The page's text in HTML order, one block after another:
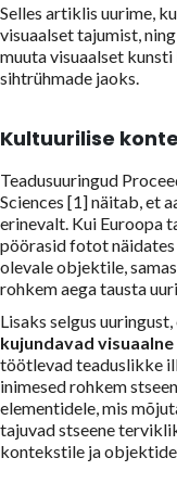
Selles artiklis uurime,
visuaalset tajumist,
muuta visuaalset
sihtrühmade jaoks.
Kultuurilise
Teadusuuringud
Sciences [1] näitab, et
erinevalt. Kui Euroopa
pöörasid fotot näidates
olevale objektile,
rohkem aega tausta
Lisaks selgus uuringust,
kujundavad
töötlevad teaduslikke
inimesed rohkem
elementidele, mis
tajuvad stseene
kontekstile ja